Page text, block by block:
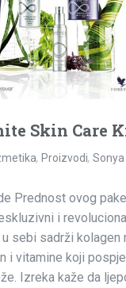
Skin Care
, Proizvodi,
Prednost ovog
i
u sebi sadrži kolagen
i vitamine koji
Izreka kaže da